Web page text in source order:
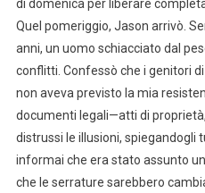
di domenica per liberare
Quel pomeriggio, Jason arrivò.
anni, un uomo schiacciato dal
conflitti. Confessò che i genitori
non aveva previsto la mia
documenti legali—atti di
distrussi le illusioni, spiegandogli
informai che era stato assunto
che le serrature sarebbero